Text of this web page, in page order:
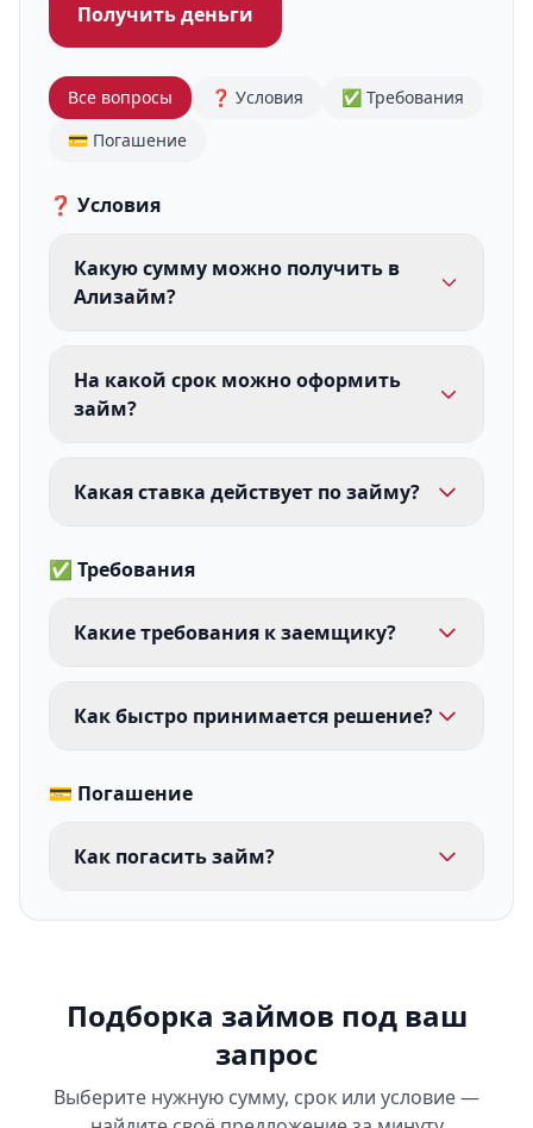
Получить деньги
Все вопросы ❓ Условия
✅ Требования
💳 Погашение
❓ Условия
Какую сумму можно получить в
Ализайм?
На какой срок можно оформить
займ?
Какая ставка действует по займу?
✅ Требования
Какие требования к заемщику?
Как быстро принимается решение?
💳 Погашение
Как погасить займ?
Подборка займов под ваш
запрос
Выберите нужную сумму, срок или условие —